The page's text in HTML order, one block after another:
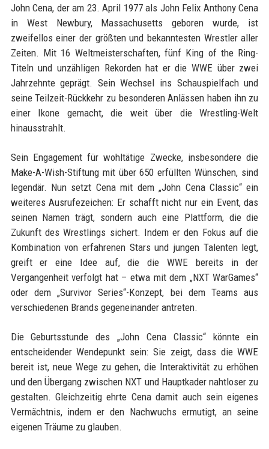
John Cena, der am 23. April 1977 als John Felix Anthony Cena
in West Newbury, Massachusetts geboren wurde, ist
zweifellos einer der größten und bekanntesten Wrestler aller
Zeiten. Mit 16 Weltmeisterschaften, fünf King of the Ring-
Titeln und unzähligen Rekorden hat er die WWE über zwei
Jahrzehnte geprägt. Sein Wechsel ins Schauspielfach und
seine Teilzeit-Rückkehr zu besonderen Anlässen haben ihn zu
einer Ikone gemacht, die weit über die Wrestling-Welt
hinausstrahlt.
Sein Engagement für wohltätige Zwecke, insbesondere die
Make-A-Wish-Stiftung mit über 650 erfüllten Wünschen, sind
legendär. Nun setzt Cena mit dem „John Cena Classic“ ein
weiteres Ausrufezeichen: Er schafft nicht nur ein Event, das
seinen Namen trägt, sondern auch eine Plattform, die die
Zukunft des Wrestlings sichert. Indem er den Fokus auf die
Kombination von erfahrenen Stars und jungen Talenten legt,
greift er eine Idee auf, die die WWE bereits in der
Vergangenheit verfolgt hat – etwa mit dem „NXT WarGames“
oder dem „Survivor Series“-Konzept, bei dem Teams aus
verschiedenen Brands gegeneinander antreten.
Die Geburtsstunde des „John Cena Classic“ könnte ein
entscheidender Wendepunkt sein: Sie zeigt, dass die WWE
bereit ist, neue Wege zu gehen, die Interaktivität zu erhöhen
und den Übergang zwischen NXT und Hauptkader nahtloser zu
gestalten. Gleichzeitig ehrte Cena damit auch sein eigenes
Vermächtnis, indem er den Nachwuchs ermutigt, an seine
eigenen Träume zu glauben.